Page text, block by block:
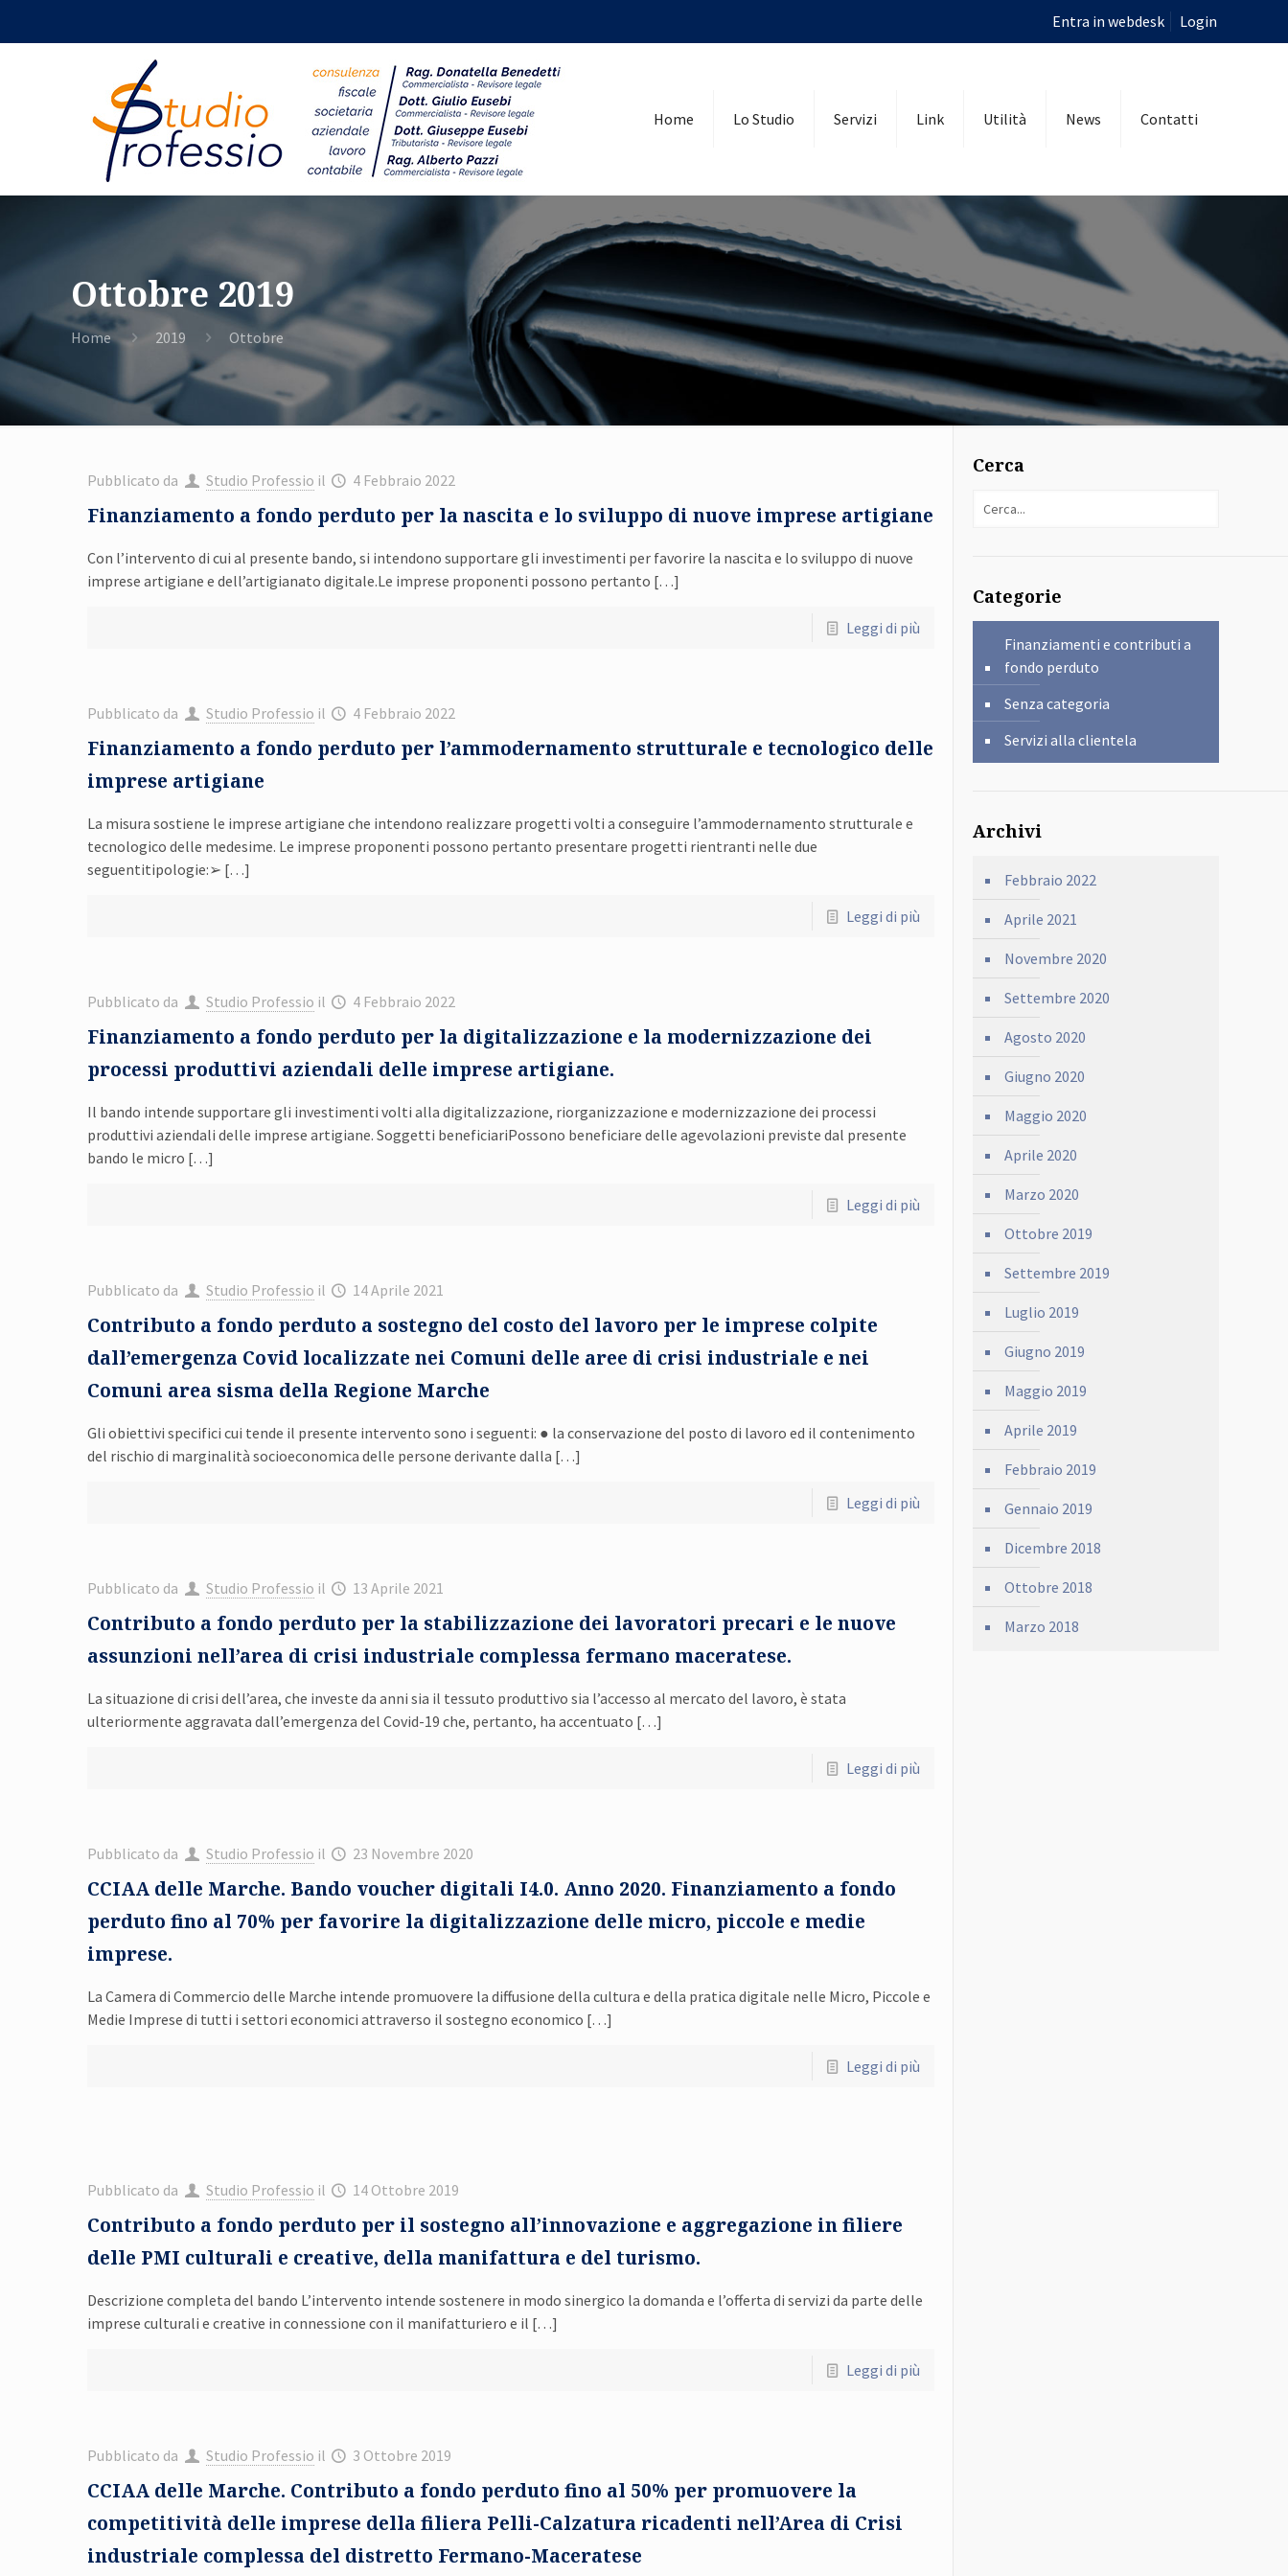
Entra in webdesk Login
Home Lo Studio Servizi Link Utilità News Contatti
Ottobre 2019
Home 2019 Ottobre
Pubblicato da Studio Professio il 4 Febbraio 2022
Finanziamento a fondo perduto per la nascita e lo sviluppo di nuove imprese artigiane
Con l’intervento di cui al presente bando, si intendono supportare gli investimenti per favorire la nascita e lo sviluppo di nuove
imprese artigiane e dell’artigianato digitale.Le imprese proponenti possono pertanto […]
Leggi di più
Pubblicato da Studio Professio il 4 Febbraio 2022
Finanziamento a fondo perduto per l’ammodernamento strutturale e tecnologico delle
imprese artigiane
La misura sostiene le imprese artigiane che intendono realizzare progetti volti a conseguire l’ammodernamento strutturale e
tecnologico delle medesime. Le imprese proponenti possono pertanto presentare progetti rientranti nelle due
seguentitipologie:➢ […]
Leggi di più
Pubblicato da Studio Professio il 4 Febbraio 2022
Finanziamento a fondo perduto per la digitalizzazione e la modernizzazione dei
processi produttivi aziendali delle imprese artigiane.
Il bando intende supportare gli investimenti volti alla digitalizzazione, riorganizzazione e modernizzazione dei processi
produttivi aziendali delle imprese artigiane. Soggetti beneficiariPossono beneficiare delle agevolazioni previste dal presente
bando le micro […]
Leggi di più
Pubblicato da Studio Professio il 14 Aprile 2021
Contributo a fondo perduto a sostegno del costo del lavoro per le imprese colpite
dall’emergenza Covid localizzate nei Comuni delle aree di crisi industriale e nei
Comuni area sisma della Regione Marche
Gli obiettivi specifici cui tende il presente intervento sono i seguenti: ● la conservazione del posto di lavoro ed il contenimento
del rischio di marginalità socioeconomica delle persone derivante dalla […]
Leggi di più
Pubblicato da Studio Professio il 13 Aprile 2021
Contributo a fondo perduto per la stabilizzazione dei lavoratori precari e le nuove
assunzioni nell’area di crisi industriale complessa fermano maceratese.
La situazione di crisi dell’area, che investe da anni sia il tessuto produttivo sia l’accesso al mercato del lavoro, è stata
ulteriormente aggravata dall’emergenza del Covid-19 che, pertanto, ha accentuato […]
Leggi di più
Pubblicato da Studio Professio il 23 Novembre 2020
CCIAA delle Marche. Bando voucher digitali I4.0. Anno 2020. Finanziamento a fondo
perduto fino al 70% per favorire la digitalizzazione delle micro, piccole e medie
imprese.
La Camera di Commercio delle Marche intende promuovere la diffusione della cultura e della pratica digitale nelle Micro, Piccole e
Medie Imprese di tutti i settori economici attraverso il sostegno economico […]
Leggi di più
Pubblicato da Studio Professio il 14 Ottobre 2019
Contributo a fondo perduto per il sostegno all’innovazione e aggregazione in filiere
delle PMI culturali e creative, della manifattura e del turismo.
Descrizione completa del bando L’intervento intende sostenere in modo sinergico la domanda e l’offerta di servizi da parte delle
imprese culturali e creative in connessione con il manifatturiero e il […]
Leggi di più
Pubblicato da Studio Professio il 3 Ottobre 2019
CCIAA delle Marche. Contributo a fondo perduto fino al 50% per promuovere la
competitività delle imprese della filiera Pelli-Calzatura ricadenti nell’Area di Crisi
industriale complessa del distretto Fermano-Maceratese
Cerca
Categorie
Finanziamenti e contributi a
fondo perduto
Senza categoria
Servizi alla clientela
Archivi
Febbraio 2022
Aprile 2021
Novembre 2020
Settembre 2020
Agosto 2020
Giugno 2020
Maggio 2020
Aprile 2020
Marzo 2020
Ottobre 2019
Settembre 2019
Luglio 2019
Giugno 2019
Maggio 2019
Aprile 2019
Febbraio 2019
Gennaio 2019
Dicembre 2018
Ottobre 2018
Marzo 2018